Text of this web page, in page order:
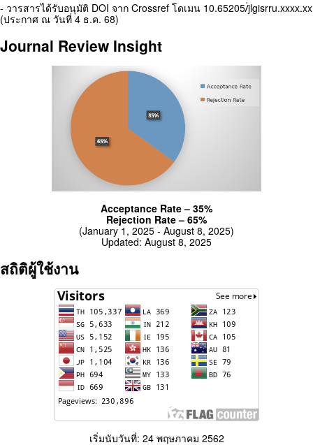
- วารสารได้รับอนุมัติ DOI จาก Crossref โดเมน 10.65205/่jlgisrru.xxxx.xx
(ประกาศ ณ วันที่ 4 ธ.ค. 68)
Journal Review Insight
Acceptance Rate – 35%
Rejection Rate – 65%
(January 1, 2025 - August 8, 2025)
Updated: August 8, 2025
สถิติผู้ใช้งาน
เริ่มนับวันที่: 24 พฤษภาคม 2562